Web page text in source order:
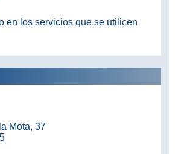
en los servicios que se utilicen
Mota, 37